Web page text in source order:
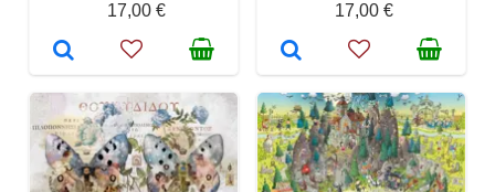
17,00 €
17,00 €